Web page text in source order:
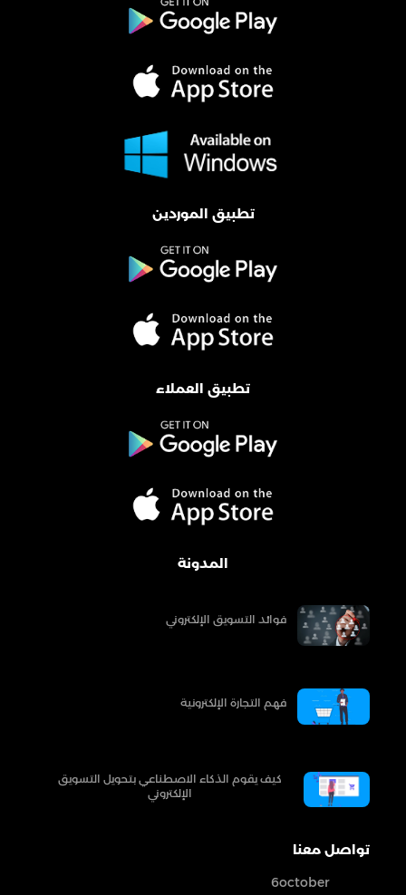
تطبيق الموردين
تطبيق العملاء
المدونة
فوائد التسويق الإلكتروني
فهم التجارة الإلكترونية
كيف يقوم الذكاء الاصطناعي بتحويل التسويق
الإلكتروني
تواصل معنا
6october